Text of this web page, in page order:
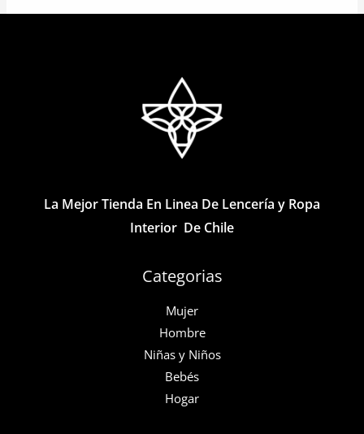
Las
producto
múltiples
se
pueden
página
de
La Mejor Tienda En Linea De Lencería y Ropa
Interior De Chile
Categorias
Mujer
Hombre
Niñas y Niños
Bebés
Hogar